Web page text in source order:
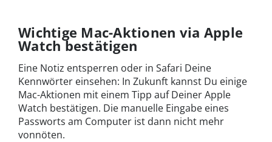
Wichtige Mac-Aktionen via Apple
Watch bestätigen
Eine Notiz entsperren oder in Safari Deine
Kennwörter einsehen: In Zukunft kannst Du einige
Mac-Aktionen mit einem Tipp auf Deiner Apple
Watch bestätigen. Die manuelle Eingabe eines
Passworts am Computer ist dann nicht mehr
vonnöten.